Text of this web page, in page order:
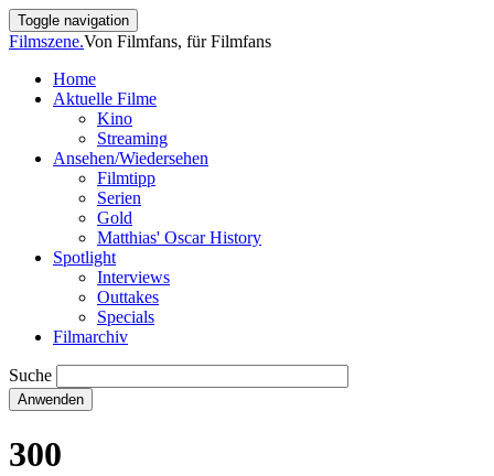
Direkt
zum
Toggle navigation
Filmszene.Von Filmfans, für Filmfans
Main
navigation
Home
Aktuelle Filme
Kino
Streaming
Ansehen/Wiedersehen
Filmtipp
Serien
Gold
Matthias' Oscar History
Spotlight
Interviews
Outtakes
Specials
Filmarchiv
Suche
300